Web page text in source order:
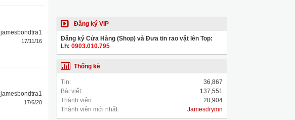
jamesbondtra1
17/11/16
jamesbondtra1
17/6/20
Đăng ký VIP
Đăng ký Cửa Hàng (Shop) và Đưa tin rao vặt lên Top:
Lh: 0903.010.795
Thống kê
Tin:
36,867
Bài viết:
137,551
Thành viên:
20,904
Thành viên mới nhất:
Jamesdrymn